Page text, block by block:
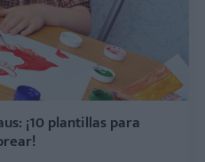
¡10 plantillas para